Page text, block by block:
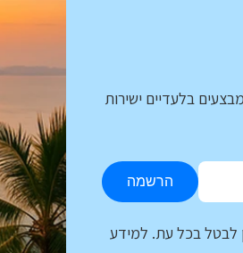
בלעדיים ישירות
הרשמה
לבטל בכל עת. למידע